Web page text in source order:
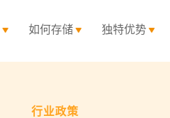
如何存储 独特优势
行业政策